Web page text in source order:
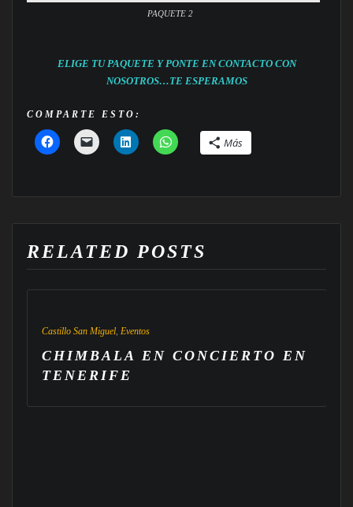
PAQUETE 2
ELIGE TU PAQUETE Y PONTE EN CONTACTO CON
NOSOTROS…TE ESPERAMOS
COMPARTE ESTO:
Más
RELATED POSTS
Castillo San Miguel,Eventos
CHIMBALA EN CONCIERTO EN
TENERIFE